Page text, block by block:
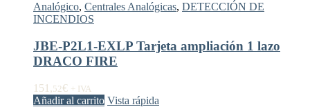
Analógico, Centrales Analógicas, DETECCIÓN DE
INCENDIOS
JBE-P2L1-EXLP Tarjeta ampliación 1 lazo
DRACO FIRE
151,52€ + IVA
Añadir al carrito Vista rápida